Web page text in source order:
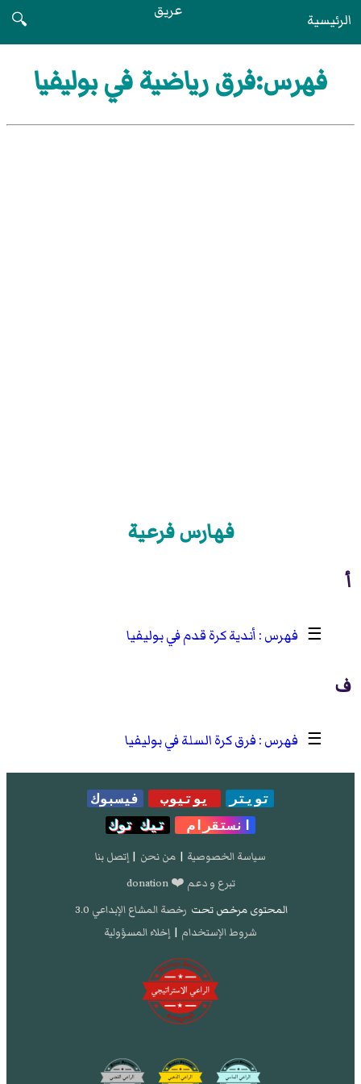
الرئيسية عريق
🔍
فهرس:فرق رياضية في بوليفيا
فهارس فرعية
أ
☰ أندية كرة قدم في بوليفيا
ف
☰ فرق كرة السلة في بوليفيا
تويتر يوتيوب
فيسبوك
انستقرام
تيك توك
سياسة الخصوصية | من نحن | إتصل بنا
تبرع و دعم ❤️ donation
المحتوى مرخص تحت رخصة المشاع الإبداعي 3.0
شروط الإستخدام | إخلاء المسؤولية